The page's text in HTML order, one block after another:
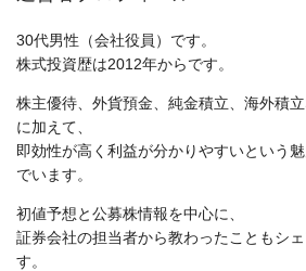
30代男性（会社役員）です。
株式投資歴は2012年からです。
株主優待、外貨預金、純金積立、海外積
に加えて、
即効性が高く利益が分かりやすいという
でいます。
初値予想と公募株情報を中心に、
証券会社の担当者から教わったこともシ
す。